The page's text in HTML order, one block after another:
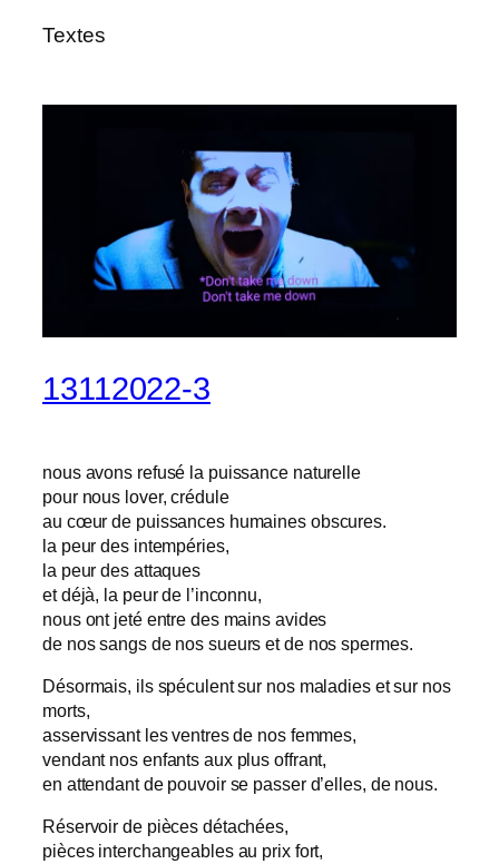
Textes
13112022-3
nous avons refusé la puissance naturelle
pour nous lover, crédule
au cœur de puissances humaines obscures.
la peur des intempéries,
la peur des attaques
et déjà, la peur de l’inconnu,
nous ont jeté entre des mains avides
de nos sangs de nos sueurs et de nos spermes.
Désormais, ils spéculent sur nos maladies et sur nos
morts,
asservissant les ventres de nos femmes,
vendant nos enfants aux plus offrant,
en attendant de pouvoir se passer d’elles, de nous.
Réservoir de pièces détachées,
pièces interchangeables au prix fort,